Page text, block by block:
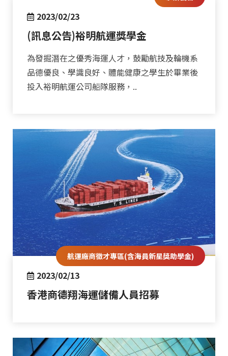
2023/02/23
(訊息公告)裕明航運獎學金
為發掘潛在之優秀海運人才，鼓勵航技及輪機系
品德優良、學識良好、體能健康之學生於畢業後
投入裕明航運公司船隊服務，..
航運廠商徵才專區(含海員新星獎助學金)
2023/02/13
香港商德翔海運儲備人員招募